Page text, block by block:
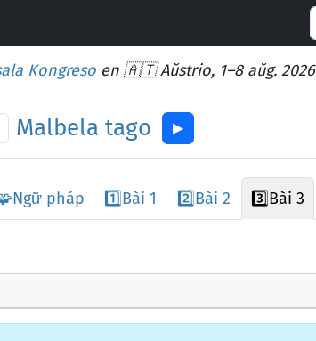
Kongresoen 🇦🇹 Aŭstrio, 1–8 aŭg. 2026
Malbela tago ▶︎
Ngữ pháp 1️⃣Bài 1 2️⃣Bài 2 3️⃣Bài 3